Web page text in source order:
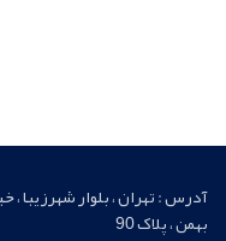
آدرس : تهران ، بلوار شهرزیبا
بهمن ، پلاک 90